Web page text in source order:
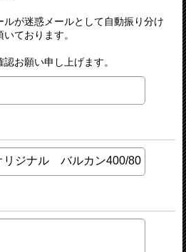
が迷惑メールとして自動振り分け
ております。
お願い申し上げます。